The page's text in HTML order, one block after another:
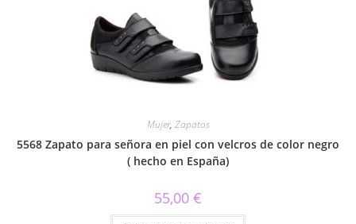
Mujer, Zapatos
5568 Zapato para señora en piel con velcros de color negro
( hecho en España)
55,00 €
Este